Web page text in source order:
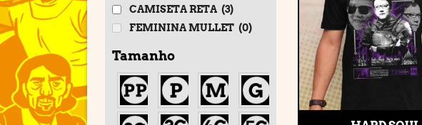
CAMISETA RETA (3)
FEMININA MULLET (0)
Tamanho